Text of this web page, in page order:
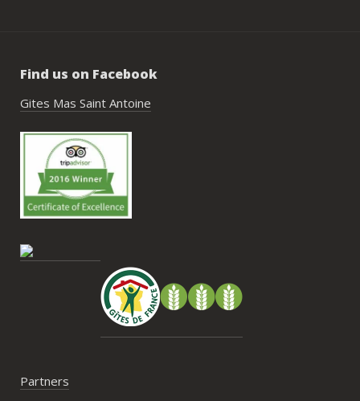
piscine, nature, tranquillité, nombreux
hébergements et beaucoup d’activités à
très beau souvenir de ce week-end et
nous recommandons le Mas Saint-
Antoine sans hésitation.**La seule petite
contrainte du week-end concerne la
gestion des déchets, puisqu’il n’y a pas
de tri directement sur le domaine et qu’il
faut se rendre au village. Cela ne nous a
pas posé de véritable problème, mais ce
serait un vrai plus à l’avenir.
Find us on Facebook
Gites Mas Saint Antoine
Partners